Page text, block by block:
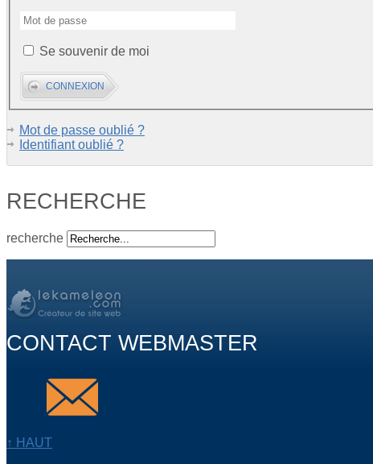
Se souvenir de moi
Mot de passe oublié ?
Identifiant oublié ?
RECHERCHE
recherche
CONTACT WEBMASTER
↑ HAUT